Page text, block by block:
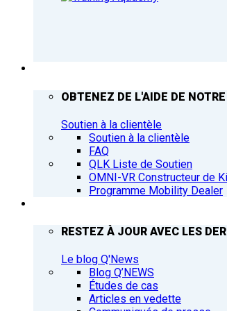
OBTENEZ DE L'AIDE DE
Soutien à la clientèle
Soutien à la clientèle
FAQ
QLK Liste de Soutien
OMNI-VR Constructeur de
Programme Mobility Dealer
RESTEZ À JOUR AVEC LES
Le blog Q'News
Blog Q’NEWS
Études de cas
Articles en vedette